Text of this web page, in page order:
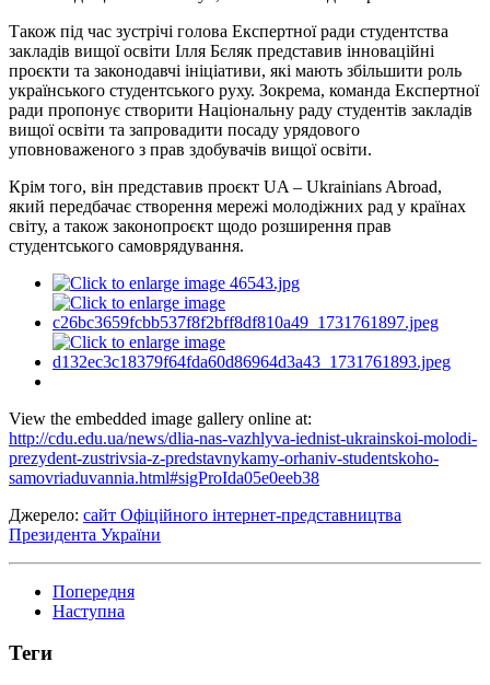
Також під час зустрічі голова Експертної ради студентства
закладів вищої освіти Ілля Бєляк представив інноваційні
проєкти та законодавчі ініціативи, які мають збільшити роль
українського студентського руху. Зокрема, команда Експертної
ради пропонує створити Національну раду студентів закладів
вищої освіти та запровадити посаду урядового
уповноваженого з прав здобувачів вищої освіти.
Крім того, він представив проєкт UA – Ukrainians Abroad,
який передбачає створення мережі молодіжних рад у країнах
світу, а також законопроєкт щодо розширення прав
студентського самоврядування.
View the embedded image gallery online at:
http://cdu.edu.ua/news/dlia-nas-vazhlyva-iednist-ukrainskoi-molodi-
prezydent-zustrivsia-z-predstavnykamy-orhaniv-studentskoho-
samovriaduvannia.html#sigProIda05e0eeb38
Джерело: сайт Офіційного інтернет-представництва
Президента України
Попередня
Наступна
Теги